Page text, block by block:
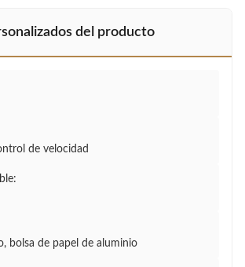
del producto
de velocidad
bolsa de papel de aluminio